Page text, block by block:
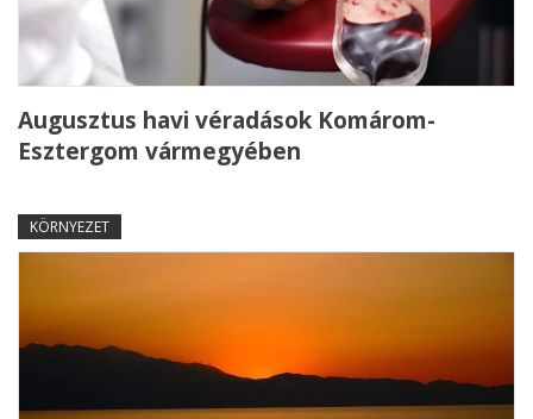
Augusztus havi véradások Komárom-
Esztergom vármegyében
KÖRNYEZET